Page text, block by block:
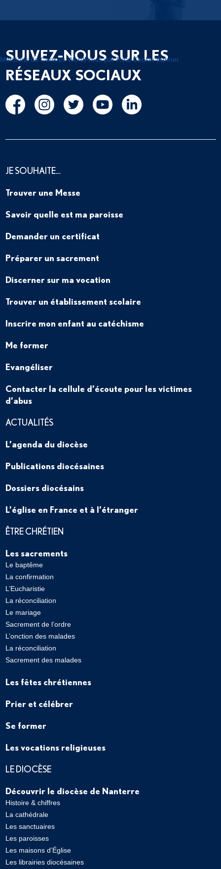
SUIVEZ-NOUS SUR LES
RÉSEAUX SOCIAUX
JE SOUHAITE…
Trouver une Messe
Savoir quelle est ma paroisse
Demander un certificat
Préparer un sacrement
Discerner sur ma vocation
Trouver un établissement scolaire
Inscrire mon enfant au catéchisme
Me former
Evangéliser
Contacter la cellule d’écoute pour les victimes
d’abus
ACTUALITÉS
L’agenda du diocèse
Publications diocésaines
Dossiers diocésains
L’église en France et à l’étranger
ÊTRE CHRÉTIEN
Les sacrements
Le baptême
La confirmation
L’Eucharistie
La réconciliation
Le mariage
Sacrement de l’ordre
L’onction des malades
La réconciliation
Sacrement des malades
Les fêtes chrétiennes
Prier et célébrer
Se former
Les vocations religieuses
LE DIOCÈSE
Découvrir le diocèse de Nanterre
Histoire & chiffres
La cathédrale
Les sanctuaires
Les paroisses
Les maisons d’Église
Les librairies diocésaines
Mentions de Cookies WordPress par Real Cookie Banner